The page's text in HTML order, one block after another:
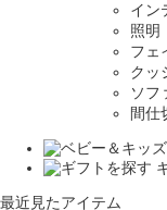
イン
照明
フェ
クッ
ソフ
間仕
最近見たアイテム